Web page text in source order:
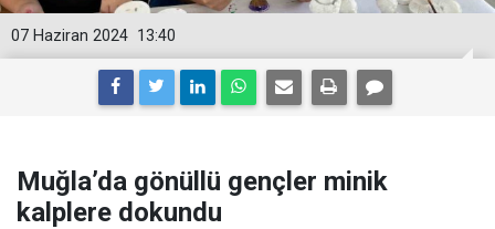
13:40
07 Haziran 2024
Muğla’da gönüllü gençler minik
kalplere dokundu